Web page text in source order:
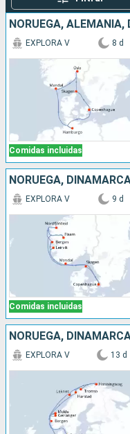
NORUEGA, ALEMANIA,
Comidas incluidas
EXPLORA V 8 d
NORUEGA,
Comidas incluidas
EXPLORA V 9 d
NORUEGA,
EXPLORA V 13 d